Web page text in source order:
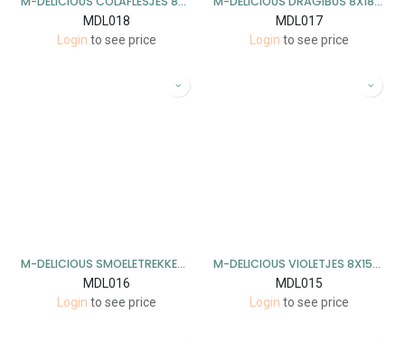
MDL018
Login to see price
MDL017
Login to see price
M-DELICIOUS SMOELETREKKERS 8X150GR
MDL016
Login to see price
M-DELICIOUS VIOLETJES 8X150GR
MDL015
Login to see price